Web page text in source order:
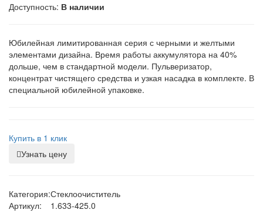
Доступность: В наличии
Юбилейная лимитированная серия с черными и желтыми
элементами дизайна. Время работы аккумулятора на 40%
дольше, чем в стандартной модели. Пульверизатор,
концентрат чистящего средства и узкая насадка в комплекте. В
специальной юбилейной упаковке.
Купить в 1 клик
Узнать цену
Категория:Стеклоочиститель
Артикул:
1.633-425.0